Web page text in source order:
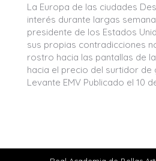
La Europa de las ciudades
interés durante largas
presidente de los Estados
sus propias contradicciones
rostro hacia las pantallas de
hacia el precio del surtidor de
Levante EMV Publicado el 10